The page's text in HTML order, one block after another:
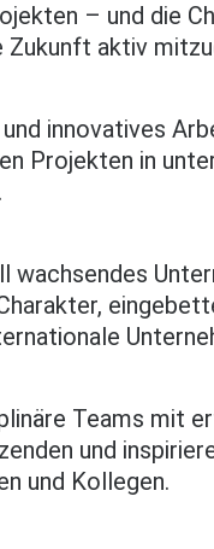
– und die
Zukunft aktiv
und innovatives
Projekten in
wachsendes
Teams mit
und
und Kollegen.